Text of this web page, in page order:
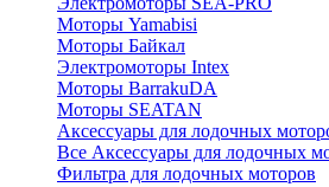
Моторы Yamabisi
Моторы Байкал
Электромоторы Intex
Моторы BarrakuDA
Моторы SEATAN
Аксессуары для лодочных
Все Аксессуары для лодочных
Фильтра для лодочных моторов